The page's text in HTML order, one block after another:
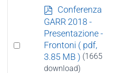
Select
p
d
f
Conferenza
GARR 2018 -
Presentazione -
Frontoni ( pdf,
3.85 MB ) (1665
download)